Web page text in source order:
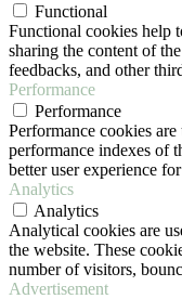
Functional
Functional cookies help
sharing the content of
feedbacks, and other
Performance
Performance
Performance cookies
performance indexes of
better user experience
Analytics
Analytics
Analytical cookies are
the website. These
number of visitors,
Advertisement